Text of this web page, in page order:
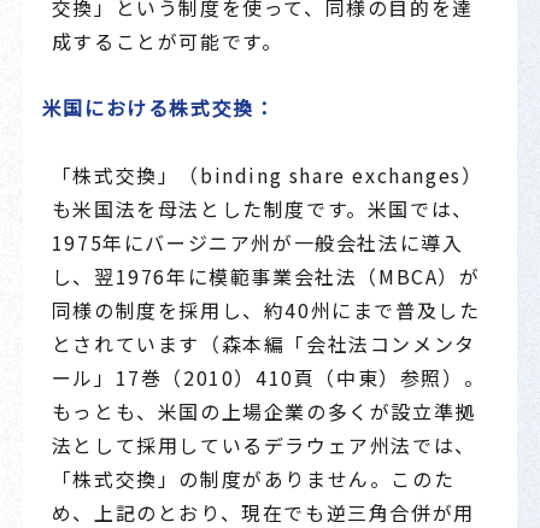
交換」という制度を使って、同様の目的を達
成することが可能です。
米国における株式交換：
「株式交換」（binding share exchanges）
も米国法を母法とした制度です。米国では、
1975年にバージニア州が一般会社法に導入
し、翌1976年に模範事業会社法（MBCA）が
同様の制度を採用し、約40州にまで普及した
とされています（森本編「会社法コンメンタ
ール」17巻（2010）410頁（中東）参照）。
もっとも、米国の上場企業の多くが設立準拠
法として採用しているデラウェア州法では、
「株式交換」の制度がありません。このた
め、上記のとおり、現在でも逆三角合併が用